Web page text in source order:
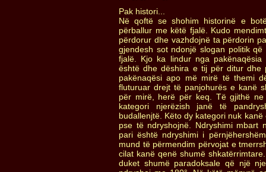
Pak histori...
Në qoftë se shohim historinë e
përballur me këtë fjalë. Kudo
përdorur dhe vazhdojnë ta përdorin
gjendesh sot ndonjë slogan politik
fjalë. Kjo ka lindur nga
është dhe dëshira e tij për ditur dhe
pakënaqësi apo më mirë të themi
fluturuar drejt të panjohurës e kanë
për mirë, herë për keq. Të gjithë ne
kategori njerëzish janë të
budallenjtë. Këto dy kategori nuk
pse të ndryshojnë. Ndryshimi mbart
pari është ndryshimi i
mund të përmendim përvojat e
cilat kanë qenë shumë
duket shumë paradoksale që një